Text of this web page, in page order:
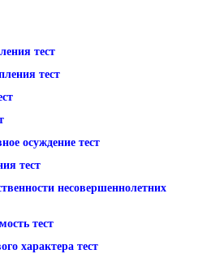
тест
тест
осуждение тест
тест
несовершеннолетних
тест
характера тест